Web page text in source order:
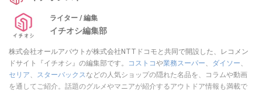
ライター / 編集
イチオシ編集部
株式会社オールアバウトが株式会社NTTドコモと共同で開設した、レコメン
ドサイト『イチオシ』の編集部です。
コストコや業務スーパー ダイソー
セリア
スターバックス などの人気ショップの隠れた名品を、コラムや動画
を通してご紹介。話題のグルメやマニアが紹介するアウトドア情報も満載で